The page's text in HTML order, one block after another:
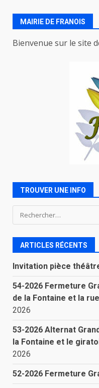
MAIRIE DE FRANOIS
Bienvenue sur le site
TROUVER UNE INFO
Rechercher :
ARTICLES RÉCENTS
Invitation pièce
54-2026 Fermeture
de la Fontaine et la
2026
53-2026 Alternat
la Fontaine et le
2026
52-2026 Fermeture